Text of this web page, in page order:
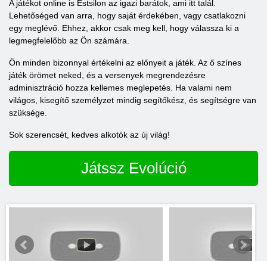
A játékot online is Estsilon az igazi barátok, ami itt talál.
Lehetőséged van arra, hogy saját érdekében, vagy csatlakozni
egy meglévő. Ehhez, akkor csak meg kell, hogy válassza ki a
legmegfelelőbb az Ön számára.
Ön minden bizonnyal értékelni az előnyeit a játék. Az ő színes
játék örömet neked, és a versenyek megrendezésre
adminisztráció hozza kellemes meglepetés. Ha valami nem
világos, kisegítő személyzet mindig segítőkész, és segítségre van
szüksége.
Sok szerencsét, kedves alkotók az új világ!
Játssz Evolúció